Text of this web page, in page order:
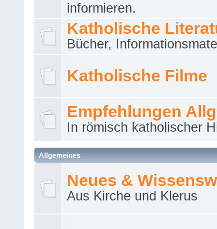
informieren.
Katholische
Bücher,
Katholische Filme
Empfehlungen
In römisch katholischer
Allgemeines
Neues &
Aus Kirche und Klerus